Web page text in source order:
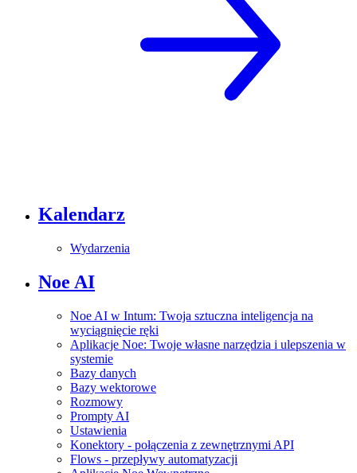
Kalendarz
Wydarzenia
Noe AI
Noe AI w Intum: Twoja sztuczna inteligencja na
wyciągnięcie ręki
Aplikacje Noe: Twoje własne narzędzia i ulepszenia w
systemie
Bazy danych
Bazy wektorowe
Rozmowy
Prompty AI
Ustawienia
Konektory - połączenia z zewnętrznymi API
Flows - przepływy automatyzacji